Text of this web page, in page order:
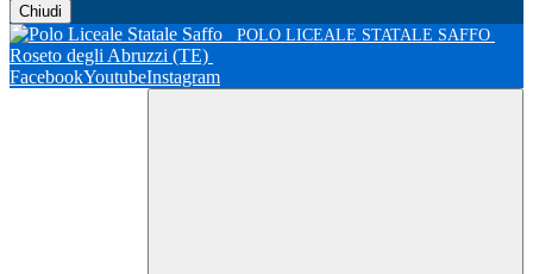
Chiudi
POLO LICEALE STATALE SAFFO
Roseto degli Abruzzi (TE)
FacebookYoutubeInstagram